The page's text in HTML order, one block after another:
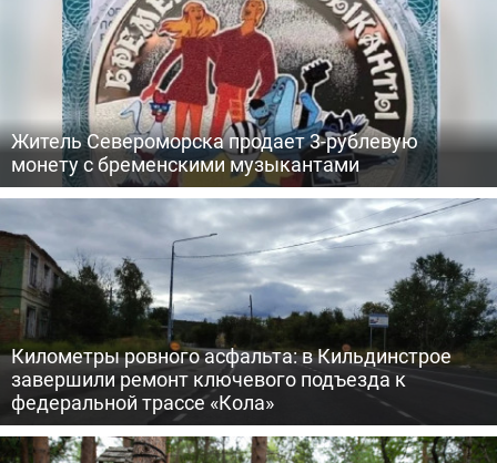
Житель Североморска продает 3-рублевую
монету с бременскими музыкантами
Километры ровного асфальта: в Кильдинстрое
завершили ремонт ключевого подъезда к
федеральной трассе «Кола»